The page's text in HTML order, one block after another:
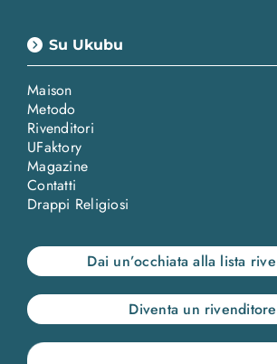
Su Ukubu
Maison
Metodo
Rivenditori
UFaktory
Magazine
Contatti
Drappi Religiosi
Dai un’occhiata alla lista
Diventa un rivenditore